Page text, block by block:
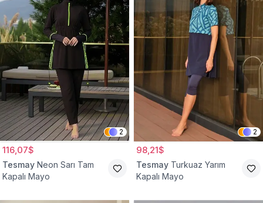
2
116,07$
Tesmay Neon Sarı Tam
Kapalı Mayo
2
98,21$
Tesmay Turkuaz Yarım
Kapalı Mayo